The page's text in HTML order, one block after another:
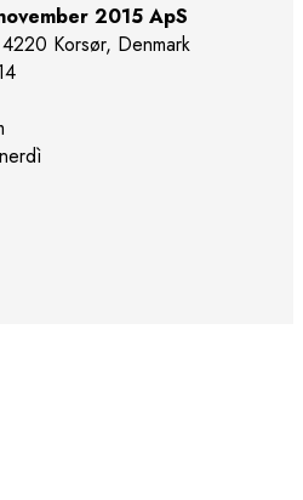
2015 ApS
Korsør, Denmark